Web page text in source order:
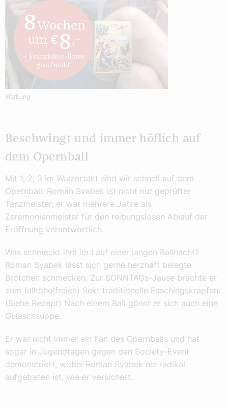
Werbung
Beschwingt und immer höflich auf
dem Opernball
Mit 1, 2, 3 im Walzertakt sind wir schnell auf dem
Opernball. Roman Svabek ist nicht nur geprüfter
Tanzmeister, er war mehrere Jahre als
Zeremonienmeister für den reibungslosen Ablauf der
Eröffnung verantwortlich.
Was schmeckt ihm im Lauf einer langen Ballnacht?
Roman Svabek lässt sich gerne herzhaft belegte
Brötchen schmecken. Zur SONNTAGs-Jause brachte er
zum (alkoholfreien) Sekt traditionelle Faschingskrapfen.
(Siehe Rezept) Nach einem Ball gönnt er sich auch eine
Gulaschsuppe.
Er war nicht immer ein Fan des Opernballs und hat
sogar in Jugendtagen gegen den Society-Event
demonstriert, wobei Roman Svabek nie radikal
aufgetreten ist, wie er versichert.